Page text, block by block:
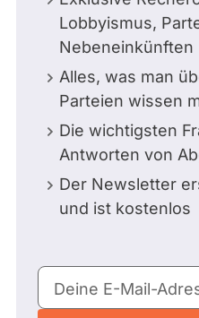
Lobbyismus,
Nebeneinkünften
Alles, was man
Parteien wissen
Die wichtigsten
Antworten von
Der Newsletter
und ist kostenlos
E-
Mail-
Deine E-Mail-